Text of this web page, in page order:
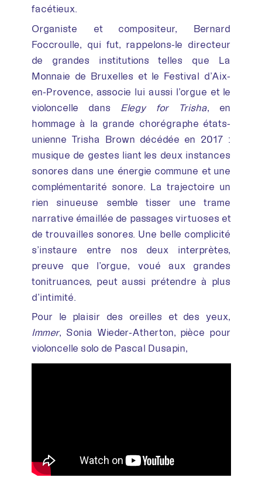
facétieux.
Organiste et compositeur, Bernard
Foccroulle, qui fut, rappelons-le directeur
de grandes institutions telles que La
Monnaie de Bruxelles et le Festival d’Aix-
en-Provence, associe lui aussi l’orgue et le
violoncelle dans Elegy for Trisha, en
hommage à la grande chorégraphe états-
unienne Trisha Brown décédée en 2017 :
musique de gestes liant les deux instances
sonores dans une énergie commune et une
complémentarité sonore. La trajectoire un
rien sinueuse semble tisser une trame
narrative émaillée de passages virtuoses et
de trouvailles sonores. Une belle complicité
s’instaure entre nos deux interprètes,
preuve que l’orgue, voué aux grandes
tonitruances, peut aussi prétendre à plus
d’intimité.
Pour le plaisir des oreilles et des yeux,
Immer, Sonia Wieder-Atherton, pièce pour
violoncelle solo de Pascal Dusapin,